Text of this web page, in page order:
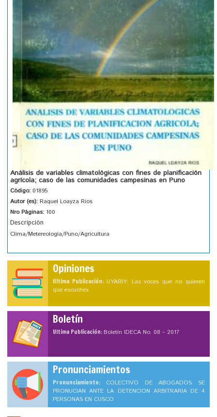
Análisis de variables climatológicas con fines de planificación
agrícola; caso de las comunidades campesinas en Puno
Código: 01895
Autor (es): Raquel Loayza Rios
Nro Páginas: 100
Descripción
Clima/Metereología/Puno/Agricultura
Opiniones
Ultima Publicación: UYARIY: Las voces que no quieren
que escuches
Boletín
Ultima Publicación:Boletín IDECA No. 08 – 2017
Pronunciamientos
Pronunciamiento: COLECTIVO DE ABOGADOS SE
PRONUCIAN ANTE LA DETENCION ARBITRARIA DE 4
PERSONAS EN CUSCO